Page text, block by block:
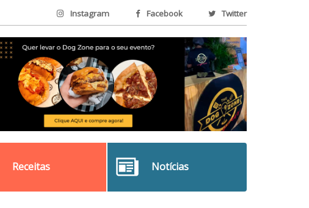
Instagram Facebook Twitter
Receitas Notícias